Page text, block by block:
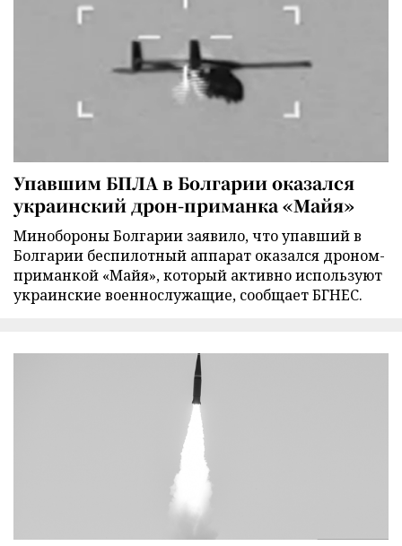
Упавшим БПЛА в Болгарии оказался
украинский дрон-приманка «Майя»
Минобороны Болгарии заявило, что упавший в
Болгарии беспилотный аппарат оказался дроном-
приманкой «Майя», который активно используют
украинские военнослужащие, сообщает БГНЕС.